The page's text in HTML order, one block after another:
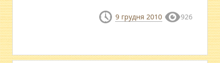
9 грудня 2010 926